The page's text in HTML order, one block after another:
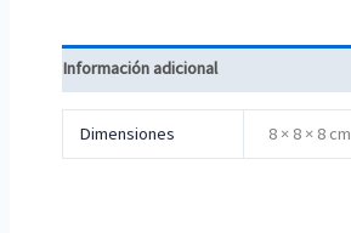
Información adicional
Dimensiones 8 × 8 × 8 cm